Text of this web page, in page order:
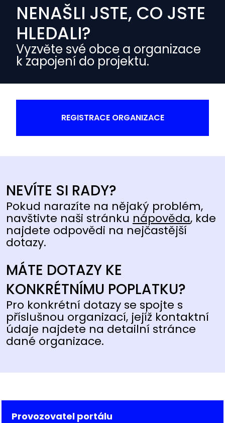
NENAŠLI JSTE, CO JSTE
HLEDALI?
Vyzvěte své obce a organizace
k zapojení do projektu.
REGISTRACE ORGANIZACE
NEVÍTE SI RADY?
Pokud narazíte na nějaký problém,
navštivte naši stránku nápověda, kde
najdete odpovědi na nejčastější
dotazy.
MÁTE DOTAZY KE
KONKRÉTNÍMU POPLATKU?
Pro konkrétní dotazy se spojte s
příslušnou organizací, jejíž kontaktní
údaje najdete na detailní stránce
dané organizace.
Provozovatel portálu